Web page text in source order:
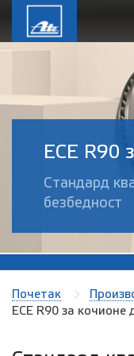
ECE R90
Стандард
безбедност
Почетак
ECE R90 за кочионе